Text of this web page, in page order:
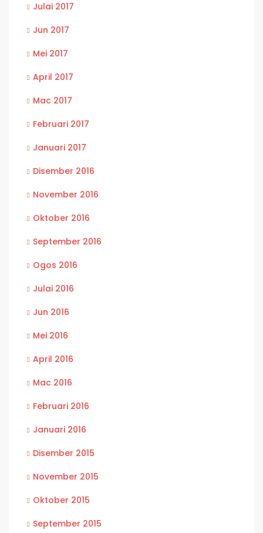
Julai 2017
Jun 2017
Mei 2017
April 2017
Mac 2017
Februari 2017
Januari 2017
Disember 2016
November 2016
Oktober 2016
September 2016
Ogos 2016
Julai 2016
Jun 2016
Mei 2016
April 2016
Mac 2016
Februari 2016
Januari 2016
Disember 2015
November 2015
Oktober 2015
September 2015